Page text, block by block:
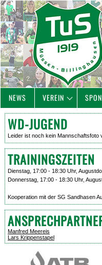
NEWS VEREIN
WD-JUGEND
Leider ist noch kein Mannschaftsfoto
TRAININGSZEITEN
Dienstag, 17:00 - 18:30 Uhr,
Donnerstag, 17:00 - 18:30 Uhr,
Kooperation mit der SG Sandhasen
Manfred Meereis
Lars Krippenstapel